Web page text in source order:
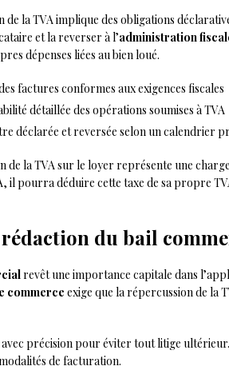
la TVA implique des obligations
et la reverser à l’administration
dépenses liées au bien loué.
factures conformes aux exigences fiscales
détaillée des opérations soumises à TVA
déclarée et reversée selon un calendrier
de la TVA sur le loyer représente une
il pourra déduire cette taxe de sa propre
rédaction du bail
revêt une importance capitale dans
commerce exige que la répercussion de la
précision pour éviter tout litige
de facturation.